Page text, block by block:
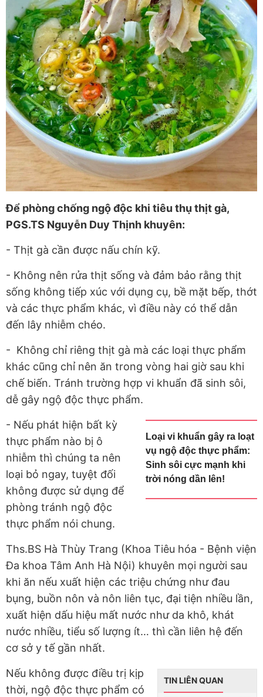
Để phòng chống ngộ độc khi tiêu thụ thịt gà,
PGS.TS Nguyễn Duy Thịnh khuyên:
- Thịt gà cần được nấu chín kỹ.
- Không nên rửa thịt sống và đảm bảo rằng thịt
sống không tiếp xúc với dụng cụ, bề mặt bếp, thớt
và các thực phẩm khác, vì điều này có thể dẫn
đến lây nhiễm chéo.
- Không chỉ riêng thịt gà mà các loại thực phẩm
khác cũng chỉ nên ăn trong vòng hai giờ sau khi
chế biến. Tránh trường hợp vi khuẩn đã sinh sôi,
dễ gây ngộ độc thực phẩm.
Loại vi khuẩn gây ra loạt
vụ ngộ độc thực phẩm:
Sinh sôi cực mạnh khi
trời nóng dần lên!
- Nếu phát hiện bất kỳ
thực phẩm nào bị ô
nhiễm thì chúng ta nên
loại bỏ ngay, tuyệt đối
không được sử dụng để
phòng tránh ngộ độc
thực phẩm nói chung.
Ths.BS Hà Thùy Trang (Khoa Tiêu hóa - Bệnh viện
Đa khoa Tâm Anh Hà Nội) khuyên mọi người sau
khi ăn nếu xuất hiện các triệu chứng như đau
bụng, buồn nôn và nôn liên tục, đại tiện nhiều lần,
xuất hiện dấu hiệu mất nước như da khô, khát
nước nhiều, tiểu số lượng ít… thì cần liên hệ đến
cơ sở y tế gần nhất.
TIN LIÊN QUAN
Nếu không được điều trị kịp
thời, ngộ độc thực phẩm có